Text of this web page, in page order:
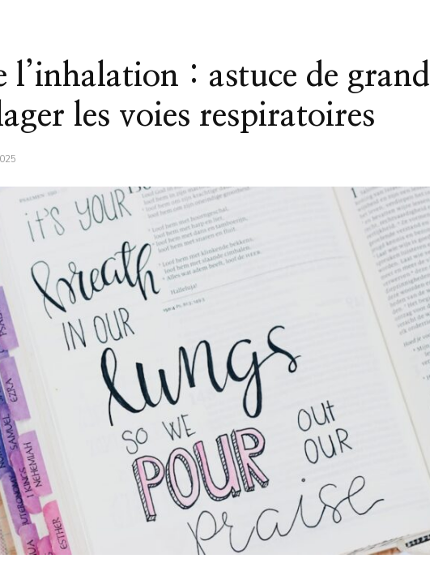
l’inhalation : astuce de grand
les voies respiratoires